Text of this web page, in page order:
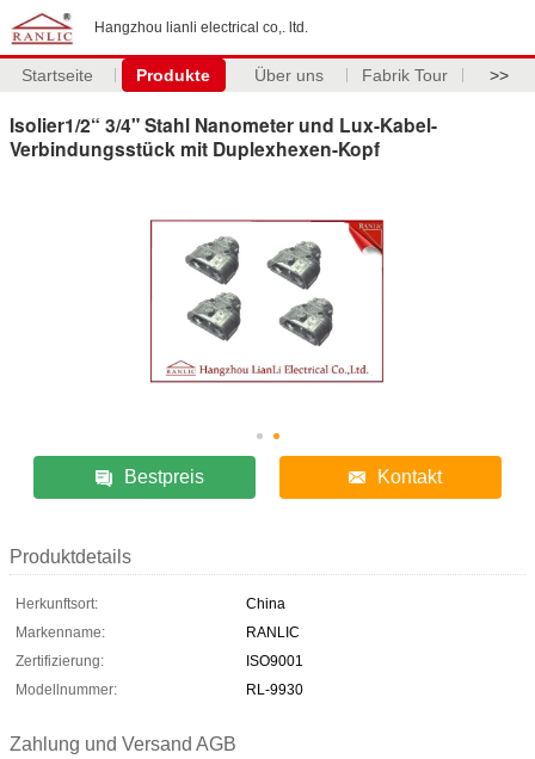
Hangzhou lianli electrical co,. ltd.
Startseite Produkte Über uns Fabrik Tour >>
Isolier1/2“ 3/4" Stahl Nanometer und Lux-Kabel-
Verbindungsstück mit Duplexhexen-Kopf
Bestpreis Kontakt
Produktdetails
Herkunftsort:
China
Markenname:
RANLIC
Zertifizierung:
ISO9001
Modellnummer:
RL-9930
Zahlung und Versand AGB